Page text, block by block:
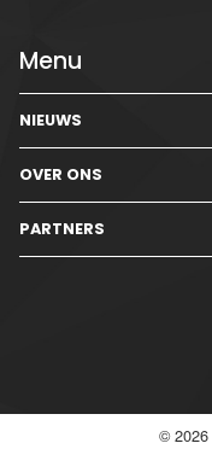
Menu
NIEUWS
OVER ONS
PARTNERS
© 2026